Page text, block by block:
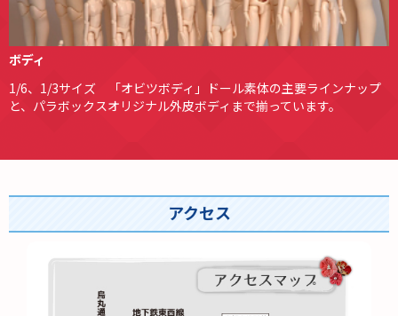
ウィッグ
頭囲3.5インチ～10インチまで11段階で、様々なデザインとカラーを
取り揃えています。ウェフティングやウィッグキャップも充実。
アクセス